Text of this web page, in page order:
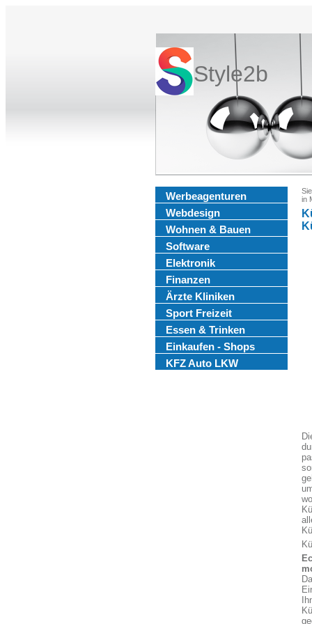
Style2b
Werbeagenturen
Webdesign
Wohnen & Bauen
Software
Elektronik
Finanzen
Ärzte Kliniken
Sport Freizeit
Essen & Trinken
Einkaufen - Shops
KFZ Auto LKW
in